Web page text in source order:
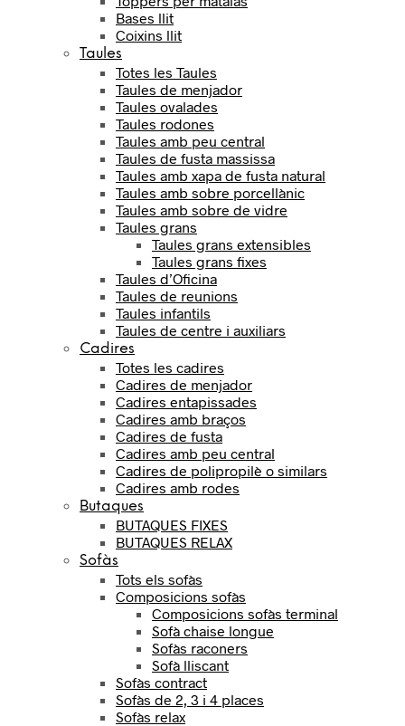
Bases llit
Coixins llit
Taules
Totes les Taules
Taules de menjador
Taules ovalades
Taules rodones
Taules amb peu central
Taules de fusta massissa
Taules amb xapa de fusta natural
Taules amb sobre porcellànic
Taules amb sobre de vidre
Taules grans
Taules grans extensibles
Taules grans fixes
Taules d’Oficina
Taules de reunions
Taules infantils
Taules de centre i auxiliars
Cadires
Totes les cadires
Cadires de menjador
Cadires entapissades
Cadires amb braços
Cadires de fusta
Cadires amb peu central
Cadires de polipropilè o similars
Cadires amb rodes
Butaques
BUTAQUES FIXES
BUTAQUES RELAX
Sofàs
Tots els sofàs
Composicions sofàs
Composicions sofàs terminal
Sofà chaise longue
Sofàs raconers
Sofà lliscant
Sofàs contract
Sofàs de 2, 3 i 4 places
Sofàs relax